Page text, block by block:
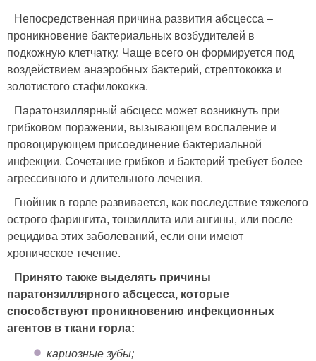
Непосредственная причина развития абсцесса –
проникновение бактериальных возбудителей в
подкожную клетчатку. Чаще всего он формируется под
воздействием анаэробных бактерий, стрептококка и
золотистого стафилококка.
Паратонзиллярный абсцесс может возникнуть при
грибковом поражении, вызывающем воспаление и
провоцирующем присоединение бактериальной
инфекции. Сочетание грибков и бактерий требует более
агрессивного и длительного лечения.
Гнойник в горле развивается, как последствие тяжелого
острого фарингита, тонзиллита или ангины, или после
рецидива этих заболеваний, если они имеют
хроническое течение.
Принято также выделять причины
паратонзиллярного абсцесса, которые
способствуют проникновению инфекционных
агентов в ткани горла:
кариозные зубы;